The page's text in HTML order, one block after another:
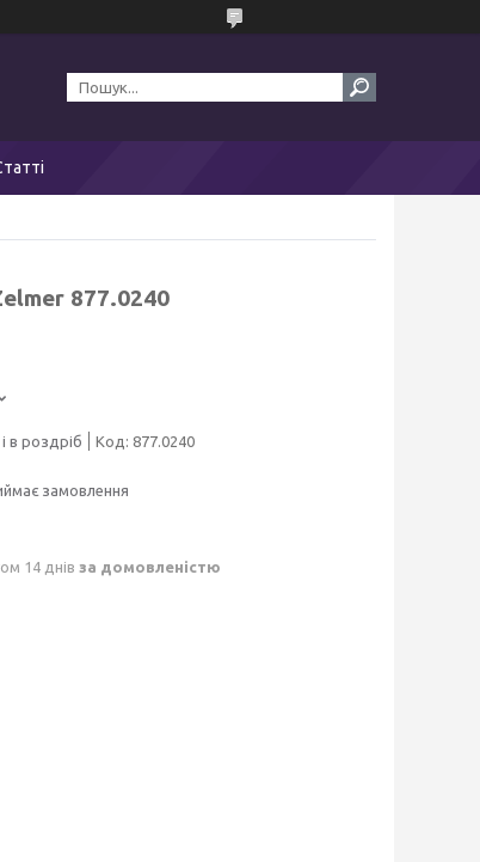
877.0240
в роздріб Код: 877.0240
замовлення
14 днів за домовленістю